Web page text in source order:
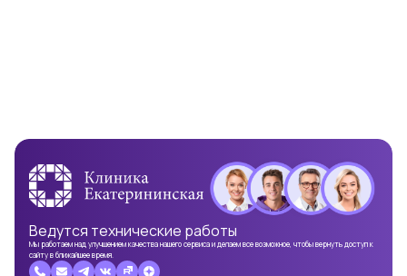
Ведутся технические работы
Мы работаем над улучшением качества нашего сервиса и делаем все возможное, чтобы вернуть доступ к
сайту в ближайшее время.